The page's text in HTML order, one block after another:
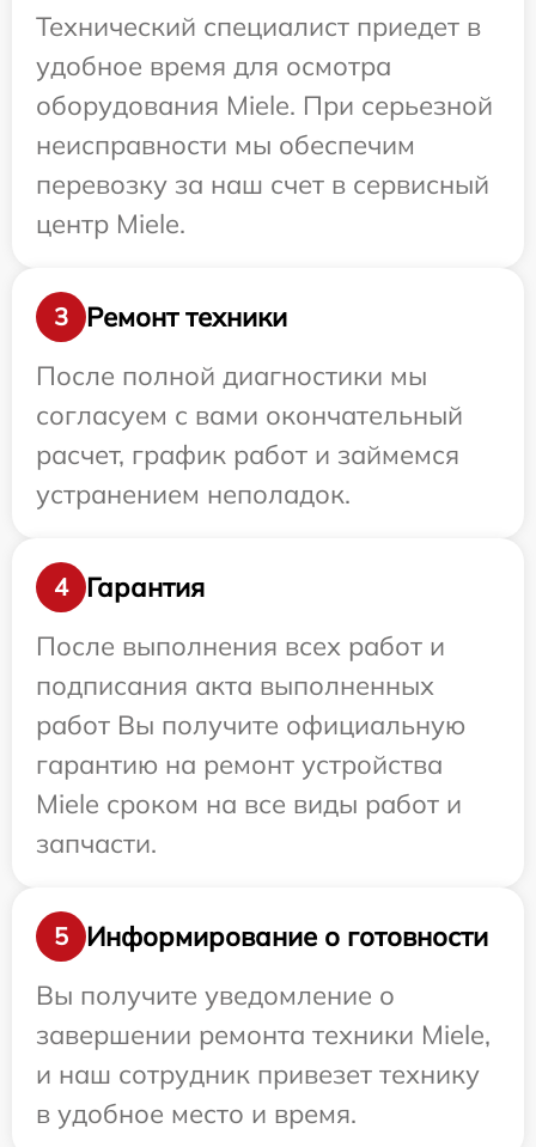
Технический специалист приедет в
удобное время для осмотра
оборудования Miele. При серьезной
неисправности мы обеспечим
перевозку за наш счет в сервисный
центр Miele.
3
Ремонт техники
После полной диагностики мы
согласуем с вами окончательный
расчет, график работ и займемся
устранением неполадок.
4
Гарантия
После выполнения всех работ и
подписания акта выполненных
работ Вы получите официальную
гарантию на ремонт устройства
Miele сроком на все виды работ и
запчасти.
5
Информирование о готовности
Вы получите уведомление о
завершении ремонта техники Miele,
и наш сотрудник привезет технику
в удобное место и время.